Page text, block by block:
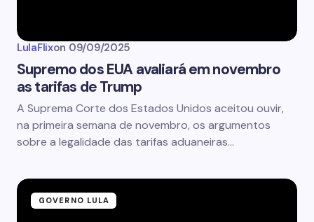
LulaFlixon 09/09/2025
Supremo dos EUA avaliará em novembro
as tarifas de Trump
A Suprema Corte dos Estados Unidos aceitou ouvir,
na primeira semana de novembro, os argumentos
sobre a legalidade das tarifas aduaneiras…
GOVERNO LULA